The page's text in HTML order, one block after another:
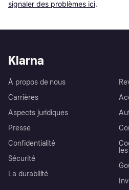
signaler des problèmes ici.
Klarna
À propos de nous
Carrières
Aspects juridiques
Presse
Confidentialité
Sécurité
La durabilité